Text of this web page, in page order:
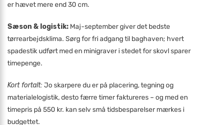
er hævet mere end 30 cm.
Sæson & logistik: Maj-september giver det bedste
tørrearbejdsklima. Sørg for fri adgang til baghaven; hvert
spadestik udført med en minigraver i stedet for skovl sparer
timepenge.
Kort fortalt: Jo skarpere du er på placering, tegning og
materialelogistik, desto færre timer faktureres – og med en
timepris på 550 kr. kan selv små tidsbesparelser mærkes i
budgettet.